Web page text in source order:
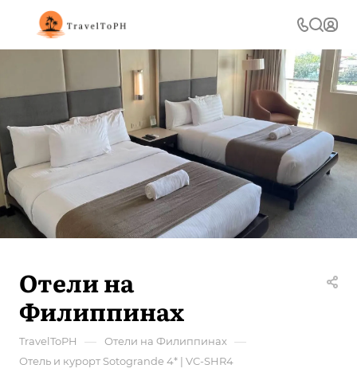
Отели на
Филиппинах
TravelToPH — Отели на Филиппинах —
Отель и курорт Sotogrande 4* | VC-SHR4